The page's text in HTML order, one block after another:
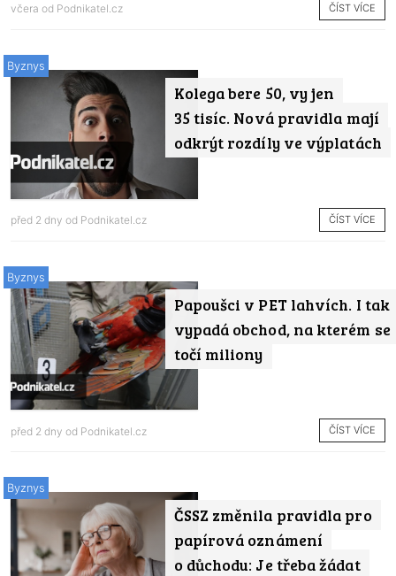
včera od Podnikatel.cz ČÍST VÍCE
Kolega bere 50, vy jen
35 tisíc. Nová pravidla mají
odkrýt rozdíly ve výplatách
Byznys
před 2 dny od Podnikatel.cz ČÍST VÍCE
Papoušci v PET lahvích. I tak
vypadá obchod, na kterém se
točí miliony
Byznys
před 2 dny od Podnikatel.cz ČÍST VÍCE
ČSSZ změnila pravidla pro
papírová oznámení
o důchodu: Je třeba žádat
Byznys